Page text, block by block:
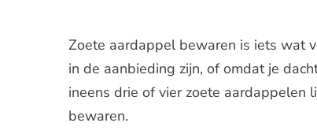
Zoete aardappel bewaren is iets wat
in de aanbieding zijn, of omdat je
ineens drie of vier zoete aardappelen
bewaren.